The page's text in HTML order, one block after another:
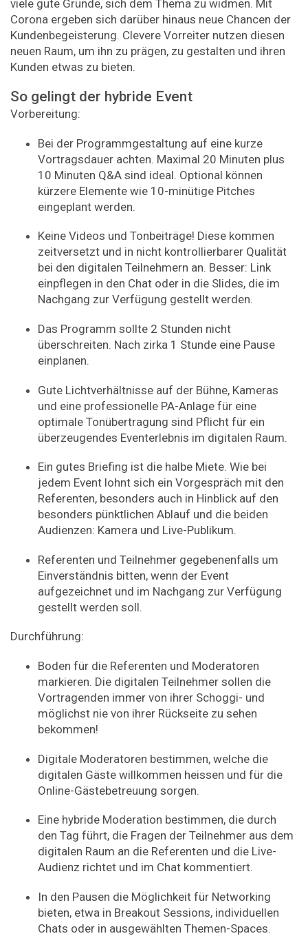
viele gute Gründe, sich dem Thema zu widmen. Mit
Corona ergeben sich darüber hinaus neue Chancen der
Kundenbegeisterung. Clevere Vorreiter nutzen diesen
neuen Raum, um ihn zu prägen, zu gestalten und ihren
Kunden etwas zu bieten.
So gelingt der hybride Event
Vorbereitung:
Bei der Programmgestaltung auf eine kurze
Vortragsdauer achten. Maximal 20 Minuten plus
10 Minuten Q&A sind ideal. Optional können
kürzere Elemente wie 10-minütige Pitches
eingeplant werden.
Keine Videos und Tonbeiträge! Diese kommen
zeitversetzt und in nicht kontrollierbarer Qualität
bei den digitalen Teilnehmern an. Besser: Link
einpflegen in den Chat oder in die Slides, die im
Nachgang zur Verfügung gestellt werden.
Das Programm sollte 2 Stunden nicht
überschreiten. Nach zirka 1 Stunde eine Pause
einplanen.
Gute Lichtverhältnisse auf der Bühne, Kameras
und eine professionelle PA-Anlage für eine
optimale Ton­übertragung sind Pflicht für ein
überzeugendes Event­erlebnis im digitalen Raum.
Ein gutes Briefing ist die halbe Miete. Wie bei
jedem Event lohnt sich ein Vorgespräch mit den
Referenten, besonders auch in Hinblick auf den
besonders pünktlichen Ablauf und die beiden
Audienzen: Kamera und Live-Publikum.
Referenten und Teilnehmer gegebenenfalls um
Einverständnis bitten, wenn der Event
aufgezeichnet und im Nachgang zur Verfügung
gestellt werden soll.
Durchführung:
Boden für die Referenten und Moderatoren
markieren. Die digitalen Teilnehmer sollen die
Vortragenden immer von ihrer Schoggi- und
möglichst nie von ihrer Rückseite zu sehen
bekommen!
Digitale Moderatoren bestimmen, welche die
digitalen Gäste willkommen heissen und für die
Online-Gästebetreuung sorgen.
Eine hybride Moderation bestimmen, die durch
den Tag führt, die Fragen der Teilnehmer aus dem
digitalen Raum an die Referenten und die Live-
Audienz richtet und im Chat kommentiert.
In den Pausen die Möglichkeit für Networking
bieten, etwa in Breakout Sessions, individuellen
Chats oder in ausgewählten Themen-Spaces.